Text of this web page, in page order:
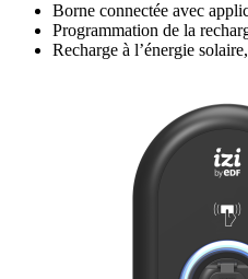
Borne connectée avec
Programmation de la
Recharge à l’énergie